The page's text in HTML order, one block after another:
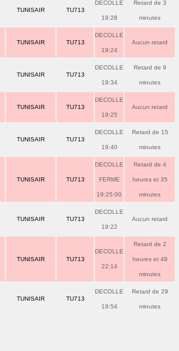
TUNISAIR TU713
DECOLLE
19:28
Retard de 3
minutes
TUNISAIR TU713
DECOLLE
19:24
Aucun retard
TUNISAIR TU713
DECOLLE
19:34
Retard de 9
minutes
TUNISAIR TU713
DECOLLE
19:25
Aucun retard
TUNISAIR TU713
DECOLLE
19:40
Retard de 15
minutes
TUNISAIR TU713
DECOLLE
FERME
19:25:00
Retard de 4
heures et 35
minutes
TUNISAIR TU713
DECOLLE
19:22
Aucun retard
TUNISAIR TU713
DECOLLE
22:14
Retard de 2
heures et 49
minutes
TUNISAIR TU713
DECOLLE
19:54
Retard de 29
minutes